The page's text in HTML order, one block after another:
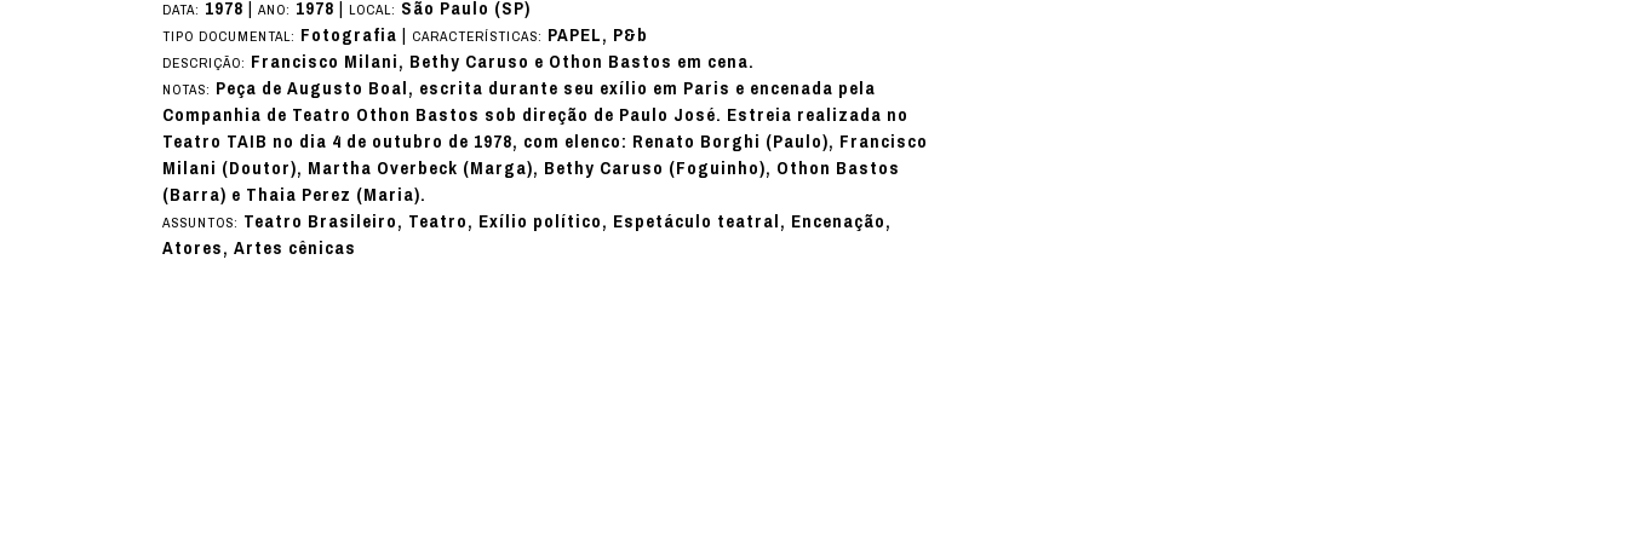
DATA: 1978|ANO: 1978|LOCAL: São Paulo (SP)
TIPO DOCUMENTAL: Fotografia| CARACTERÍSTICAS: PAPEL, P&b
DESCRIÇÃO: Francisco Milani, Bethy Caruso e Othon Bastos em cena.
NOTAS: Peça de Augusto Boal, escrita durante seu exílio em Paris e encenada pela
Companhia de Teatro Othon Bastos sob direção de Paulo José. Estreia realizada no
Teatro TAIB no dia 4 de outubro de 1978, com elenco: Renato Borghi (Paulo), Francisco
Milani (Doutor), Martha Overbeck (Marga), Bethy Caruso (Foguinho), Othon Bastos
(Barra) e Thaia Perez (Maria).
ASSUNTOS: Teatro Brasileiro, Teatro, Exílio político, Espetáculo teatral, Encenação,
Atores, Artes cênicas